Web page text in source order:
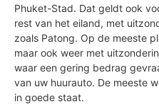
Phuket-Stad. Dat geldt ook
rest van het eiland, met
zoals Patong. Op de meeste
maar ook weer met
waar een gering bedrag
van uw huurauto. De meeste
in goede staat.